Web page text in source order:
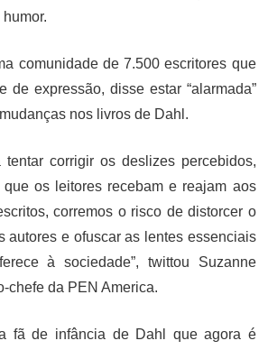
comunidade de 7.500 escritores que
de expressão, disse estar “alarmada”
nos livros de Dahl.
tentar corrigir os deslizes percebidos,
os leitores recebam e reajam aos
corremos o risco de distorcer o
autores e ofuscar as lentes essenciais
à sociedade”, twittou Suzanne
chefe da PEN America.
fã de infância de Dahl que agora é